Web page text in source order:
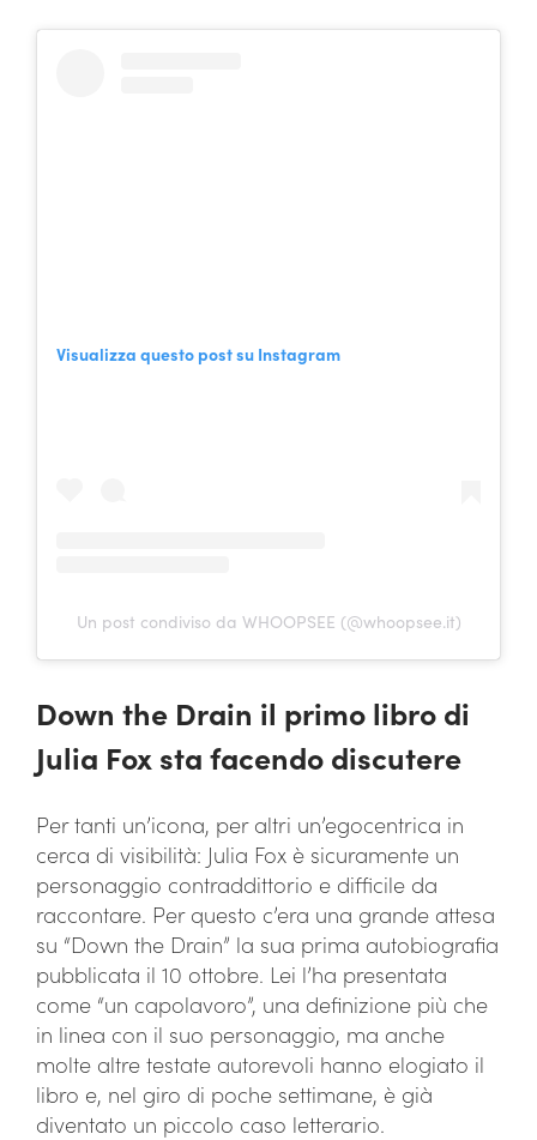
Visualizza questo post su Instagram
Un post condiviso da WHOOPSEE (@whoopsee.it)
Down the Drain il primo libro di
Julia Fox sta facendo discutere
Per tanti un’icona, per altri un’egocentrica in
cerca di visibilità: Julia Fox è sicuramente un
personaggio contraddittorio e difficile da
raccontare. Per questo c’era una grande attesa
su “Down the Drain” la sua prima autobiografia
pubblicata il 10 ottobre. Lei l’ha presentata
come “un capolavoro”, una definizione più che
in linea con il suo personaggio, ma anche
molte altre testate autorevoli hanno elogiato il
libro e, nel giro di poche settimane, è già
diventato un piccolo caso letterario.